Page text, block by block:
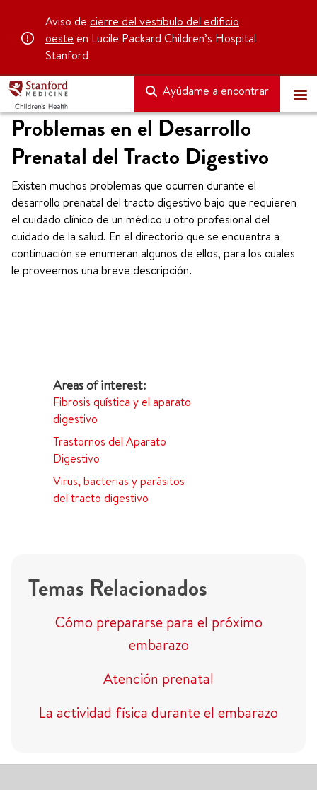
Aviso de cierre del vestíbulo del edificio
oeste en Lucile Packard Children’s Hospital
Stanford
Ayúdame a encontrar
Problemas en el Desarrollo
Prenatal del Tracto Digestivo
Existen muchos problemas que ocurren durante el
desarrollo prenatal del tracto digestivo bajo que requieren
el cuidado clínico de un médico u otro profesional del
cuidado de la salud. En el directorio que se encuentra a
continuación se enumeran algunos de ellos, para los cuales
le proveemos una breve descripción.
Fibrosis quística y el aparato
digestivo
Trastornos del Aparato
Digestivo
Virus, bacterias y parásitos
del tracto digestivo
Temas Relacionados
Cómo prepararse para el próximo
embarazo
Atención prenatal
La actividad física durante el embarazo